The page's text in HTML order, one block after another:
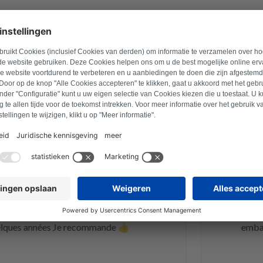
10 juillet 2025
Hartmann
d alimentation, elle est revenue et
Pour le prix c est une
le sèche linge est reparti pour
années Je recommande 👍
Site
une